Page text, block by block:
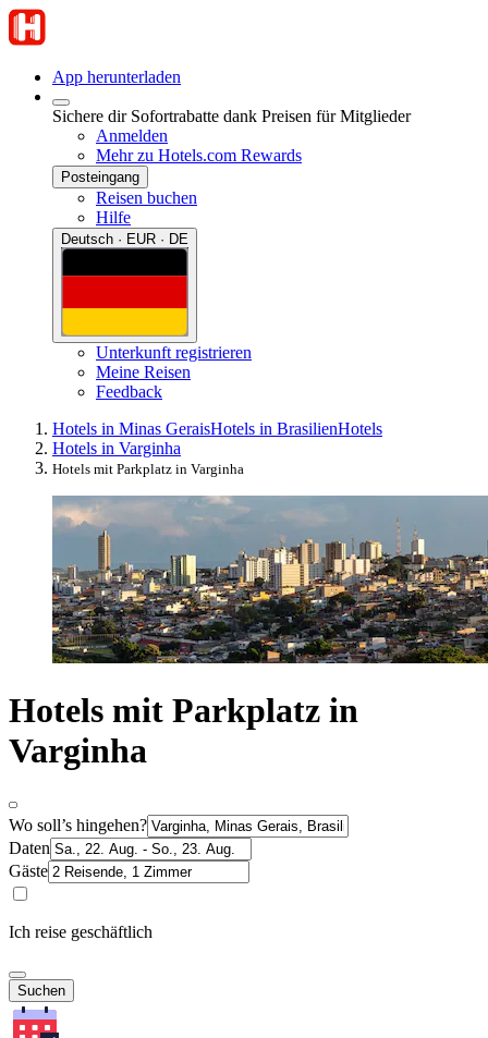
App herunterladen
Sichere dir Sofortrabatte dank Preisen für Mitglieder
Anmelden
Mehr zu Hotels.com Rewards
Posteingang
Reisen buchen
Hilfe
Deutsch · EUR · DE
Unterkunft registrieren
Meine Reisen
Feedback
Hotels in Minas GeraisHotels in BrasilienHotels
Hotels in Varginha
Hotels mit Parkplatz in Varginha
Hotels mit Parkplatz in
Varginha
Wo soll’s hingehen?
Daten
Gäste
Ich reise geschäftlich
Suchen